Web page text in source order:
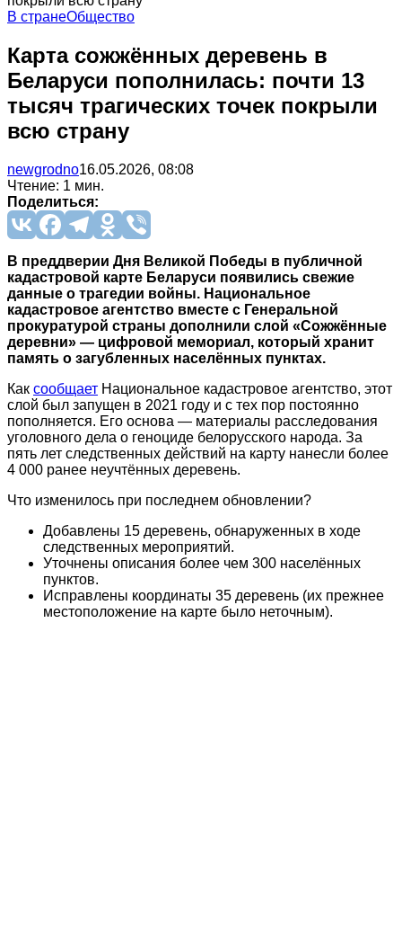
В странеОбщество
Карта сожжённых деревень в
Беларуси пополнилась: почти 13
тысяч трагических точек покрыли
всю страну
newgrodno16.05.2026, 08:08
Чтение: 1 мин.
Поделиться:
В преддверии Дня Великой Победы в публичной
кадастровой карте Беларуси появились свежие
данные о трагедии войны. Национальное
кадастровое агентство вместе с Генеральной
прокуратурой страны дополнили слой «Сожжённые
деревни» — цифровой мемориал, который хранит
память о загубленных населённых пунктах.
Как сообщает Национальное кадастровое агентство, этот
слой был запущен в 2021 году и с тех пор постоянно
пополняется. Его основа — материалы расследования
уголовного дела о геноциде белорусского народа. За
пять лет следственных действий на карту нанесли более
4 000 ранее неучтённых деревень.
Что изменилось при последнем обновлении?
Добавлены 15 деревень, обнаруженных в ходе
следственных мероприятий.
Уточнены описания более чем 300 населённых
пунктов.
Исправлены координаты 35 деревень (их прежнее
местоположение на карте было неточным).